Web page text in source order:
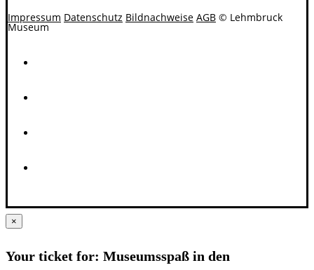
Impressum Datenschutz Bildnachweise AGB © Lehmbruck
Museum
×
Your ticket for: Museumsspaß in den